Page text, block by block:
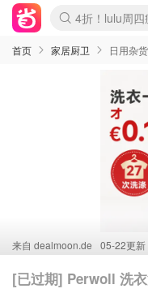
Boticinal 夏促
4折！lulu周
还没结束！
Joybuy变相75
速领！Stanley
疑似霸哥！
Zalando 奥莱
Moncler反季
Coach
首页 家居厨卫 日用杂货
来自 dealmoon.de 05-22更新
[已过期] Perwoll 洗